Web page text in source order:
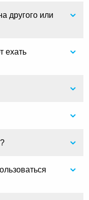
другого или
ехать